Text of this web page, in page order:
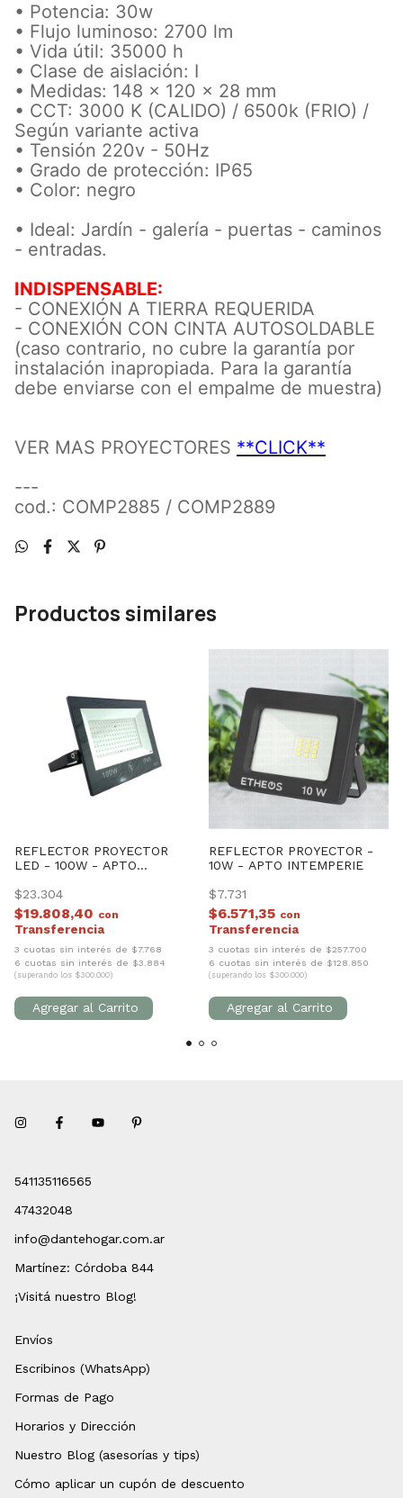
• Potencia: 30w
• Flujo luminoso: 2700 lm
• Vida útil: 35000 h
• Clase de aislación: I
• Medidas: 148 × 120 × 28 mm
• CCT: 3000 K (CALIDO) / 6500k (FRIO) /
Según variante activa
• Tensión 220v - 50Hz
• Grado de protección: IP65
• Color: negro
• Ideal: Jardín - galería - puertas - caminos
- entradas.
INDISPENSABLE:
- CONEXIÓN A TIERRA REQUERIDA
- CONEXIÓN CON CINTA AUTOSOLDABLE
(caso contrario, no cubre la garantía por
instalación inapropiada. Para la garantía
debe enviarse con el empalme de muestra)
VER MAS PROYECTORES **CLICK**
---
cod.: COMP2885 / COMP2889
Productos similares
REFLECTOR PROYECTOR
LED - 100W - APTO
$23.304
$19.808,40 con
3 cuotas sin interés de $7.768
6 cuotas sin interés de $3.884
(superando los $300.000)
REFLECTOR PROYECTOR -
10W - APTO INTEMPERIE
$7.731
$6.571,35 con
3 cuotas sin interés de $257.700
6 cuotas sin interés de $128.850
(superando los $300.000)
541135116565
47432048
info@dantehogar.com.ar
Martínez: Córdoba 844
¡Visitá nuestro Blog!
Envíos
Escribinos (WhatsApp)
Formas de Pago
Horarios y Dirección
Nuestro Blog (asesorías y tips)
Cómo aplicar un cupón de descuento